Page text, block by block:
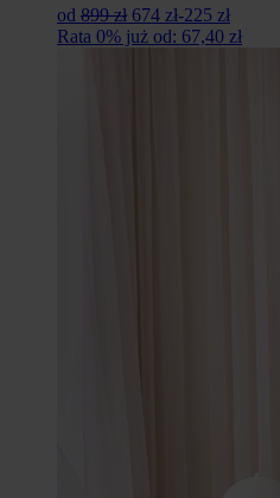
od 899 zł Pierwotna
cena
674 złAktualna
cena
-225 zł
Rata 0% już od: 67,40 zł